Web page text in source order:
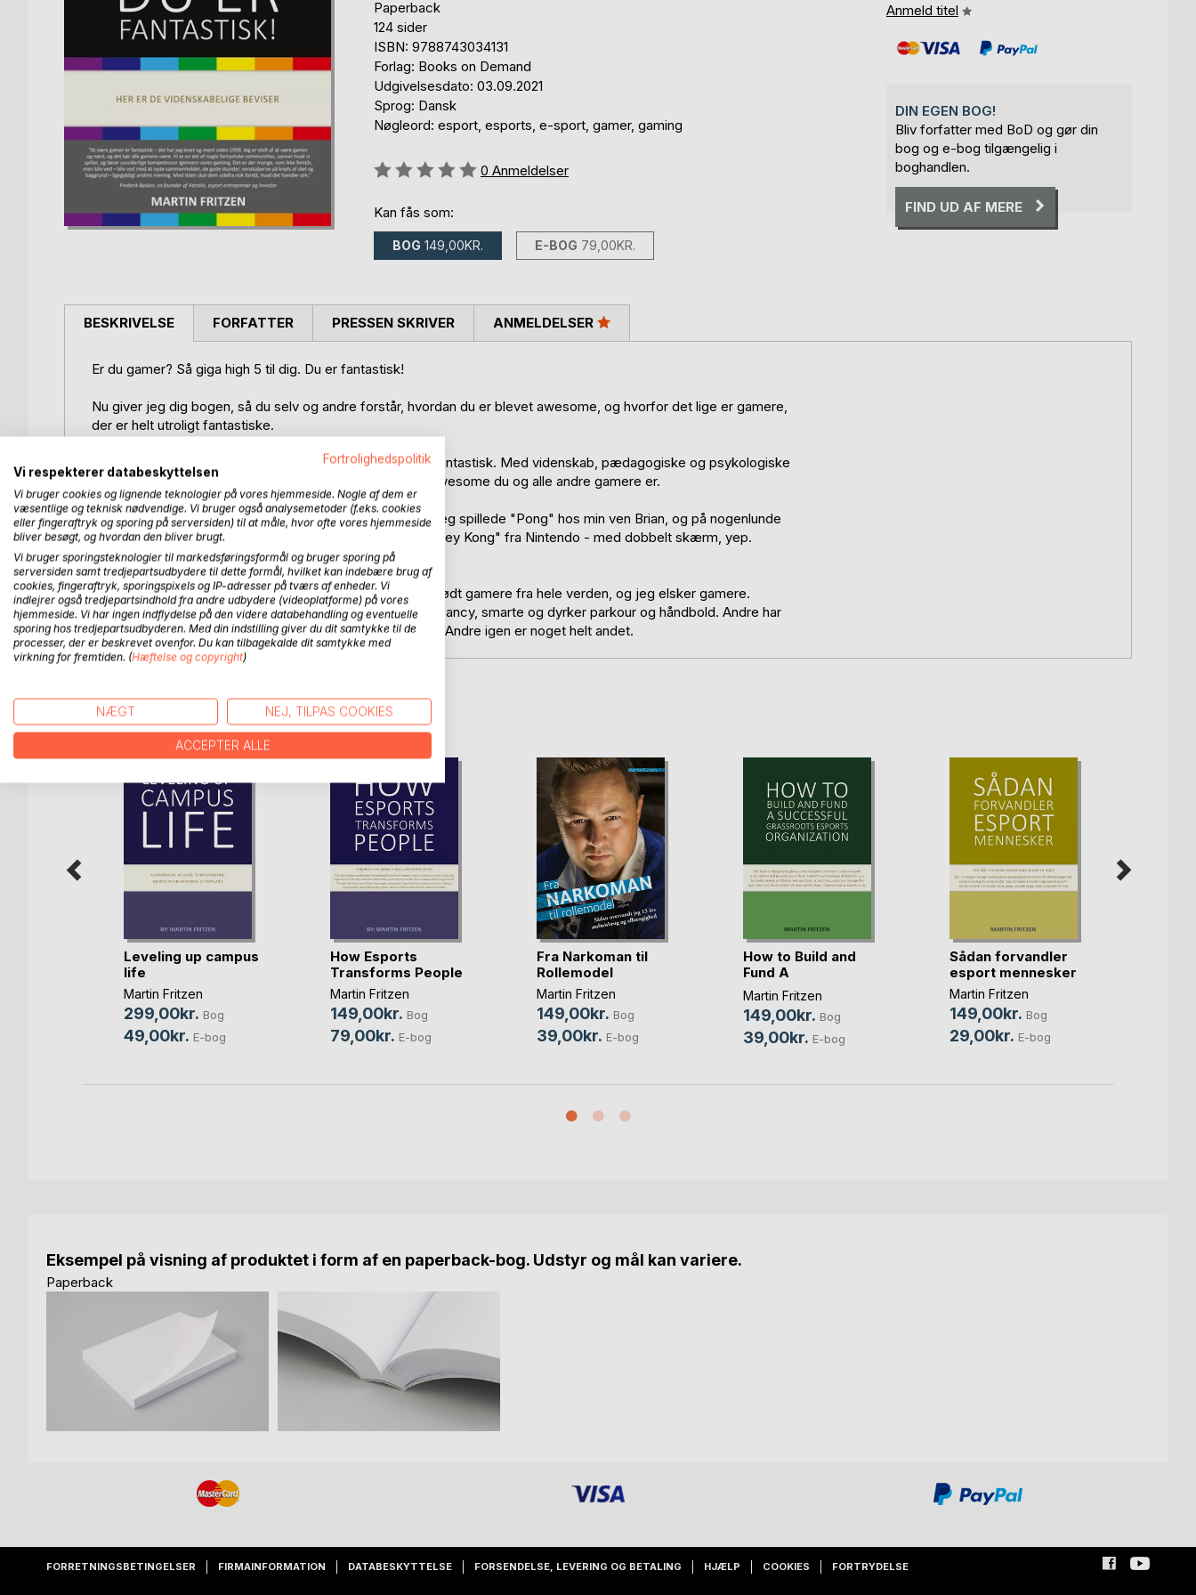
Paperback
124 sider
ISBN: 9788743034131
Forlag: Books on Demand
Udgivelsesdato: 03.09.2021
Sprog: Dansk
Nøgleord: esport, esports, e-sport, gamer, gaming
Anmeldelse::
0 Anmeldelser
Kan fås som:
BOG 149,00KR. E-BOG 79,00KR.
Anmeld titel
DIN EGEN BOG!
Bliv forfatter med BoD og gør din
bog og e-bog tilgængelig i
boghandlen.
FIND UD AF MERE
BESKRIVELSE
Er du gamer? Så giga high 5 til dig. Du er fantastisk!
Nu giver jeg dig bogen, så du selv og andre forstår, hvordan du er blevet awesome, og hvorfor det lige er gamere,
der er helt utroligt fantastiske.
Med denne bog fører jeg bevis for, at du som gamer er fantastisk. Med videnskab, pædagogiske og psykologiske
teorier, empiri og personlige fortællinger viser jeg, hvor awesome du og alle andre gamere er.
Jeg er gamer. Min rejse som gamer begyndte i 1986, da jeg spillede "Pong" hos min ven Brian, og på nogenlunde
samme tidspunkt blev jeg forelsket i bib-bib-spillet "Donkey Kong" fra Nintendo - med dobbelt skærm, yep.
Insanely cool.
Spil har været en del af mit liv i mere end 30 år. Jeg har mødt gamere fra hele verden, og jeg elsker gamere.
Gamere er forskellige, som mennesker er flest. Nogle er fancy, smarte og dyrker parkour og håndbold. Andre har
bøvl, drillerier, mobberier og en følelse af at være forkert. Andre igen er noget helt andet.
FORFATTER PRESSEN SKRIVER ANMELDELSER
FLERE TITLER HOSBoD
Leveling up campus
life
Martin Fritzen
299,00kr. Bog
49,00kr. E-bog
How Esports
Transforms People
Martin Fritzen
149,00kr. Bog
79,00kr. E-bog
Fra Narkoman til
Rollemodel
Martin Fritzen
149,00kr. Bog
39,00kr. E-bog
How to Build and
Fund A
Successful(...)
Martin Fritzen
149,00kr. Bog
39,00kr. E-bog
Sådan forvandler
esport mennesker
Martin Fritzen
149,00kr. Bog
29,00kr. E-bog
Eksempel på visning af produktet i form af en paperback-bog. Udstyr og mål kan variere.
Paperback
FORRETNINGSBETINGELSER FIRMAINFORMATION DATABESKYTTELSE FORSENDELSE, LEVERING OG BETALING HJÆLP COOKIES FORTRYDELSE
Fortrolighedspolitik
Vi respekterer databeskyttelsen
Vi bruger cookies og lignende teknologier på vores hjemmeside. Nogle af dem er
væsentlige og teknisk nødvendige. Vi bruger også analysemetoder (f.eks. cookies
eller fingeraftryk og sporing på serversiden) til at måle, hvor ofte vores hjemmeside
bliver besøgt, og hvordan den bliver brugt.
Vi bruger sporingsteknologier til markedsføringsformål og bruger sporing på
serversiden samt tredjepartsudbydere til dette formål, hvilket kan indebære brug af
cookies, fingeraftryk, sporingspixels og IP-adresser på tværs af enheder. Vi
indlejrer også tredjepartsindhold fra andre udbydere (videoplatforme) på vores
hjemmeside. Vi har ingen indflydelse på den videre databehandling og eventuelle
sporing hos tredjepartsudbyderen. Med din indstilling giver du dit samtykke til de
processer, der er beskrevet ovenfor. Du kan tilbagekalde dit samtykke med
virkning for fremtiden. (Hæftelse og copyright)
NÆGT NEJ, TILPAS COOKIES
ACCEPTER ALLE